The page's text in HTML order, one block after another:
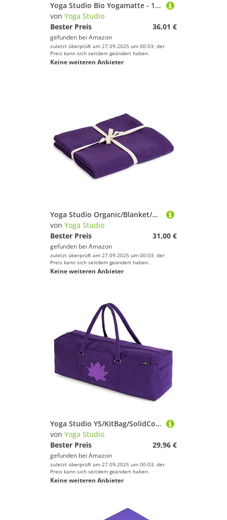
Yoga Studio Bio Yogamatte - 196cm x 70cm Lila Baumwolle Yogamatte mit Quasten für Meditation, Entspannung und Hot Yoga
von Yoga Studio
Bester Preis
36,01 €
gefunden bei Amazon
zuletzt überprüft am 27.09.2025 um 00:03; der
Preis kann sich seitdem geändert haben.
Keine weiteren Anbieter
Yoga Studio Organic/Blanket/Purple/YS Yoga-Decke, Bio-Baumwolle, Violett, Regular
von Yoga Studio
Bester Preis
31,00 €
gefunden bei Amazon
zuletzt überprüft am 27.09.2025 um 00:03; der
Preis kann sich seitdem geändert haben.
Keine weiteren Anbieter
Yoga Studio YS/KitBag/SolidColours/Purple Yoga Kit, 71 x 23 x 18 cm, Baumwolle Yogamatte Tasche mit Aufbewahrungstaschen, YKK Reißverschluss-Lila, violett, Size:71cmx23x18cm
von Yoga Studio
Bester Preis
29,96 €
gefunden bei Amazon
zuletzt überprüft am 27.09.2025 um 00:03; der
Preis kann sich seitdem geändert haben.
Keine weiteren Anbieter